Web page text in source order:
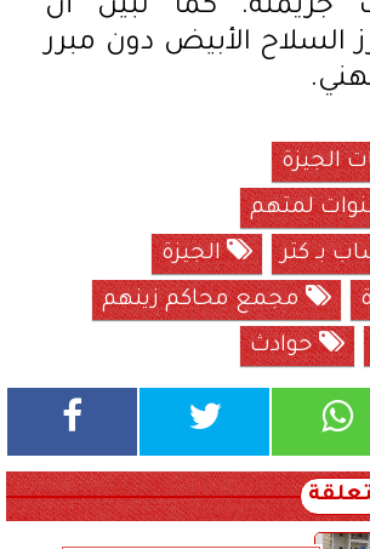
جريمته. كما تبين أن
السلاح الأبيض دون مبرر
الجيزة
بـ كتر
الجيزة
مجمع محاكم زينهم
حوادث